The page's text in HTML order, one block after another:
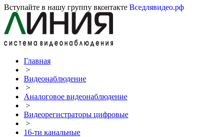
Вступайте в нашу группу вконтакте Вседлявидео.рф
Главная
>
Видеонаблюдение
>
Аналоговое видеонаблюдение
>
Видеорегистраторы цифровые
>
16-ти канальные